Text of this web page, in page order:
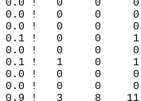
0.0 !
0.0 ! 0
0.0 ! 0
0.1 ! 0
0.0 ! 0
0.1 ! 1
0.0 !
0.0 !
0.9 ! 3 8